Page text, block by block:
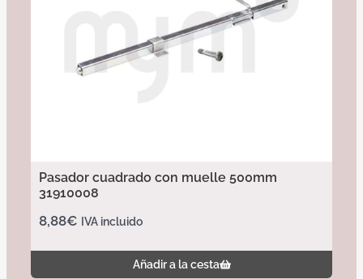
Pasador cuadrado con muelle 500mm
31910008
8,88€ IVA incluido
Añadir a la cesta